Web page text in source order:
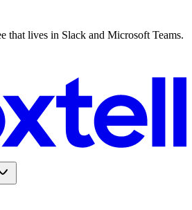
that lives in Slack and Microsoft Teams.